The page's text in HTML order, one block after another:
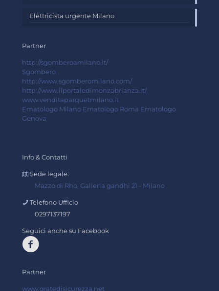
Elettricista urgente Milano
Partner
http://sgomberoamilano.it/
Sgombero
http://www.sgomberomilano.com/
http://www.ilportaledimonzabrianza.it/
www.venditaparquetmilano.it
Ematologo Milano Ematologo Roma Ematologo
Genova
Info & Contatti
Sede legale:
Mazzo di Rho, Galleria gandhi 21 - Milano
Telefono Ufficio
0297137197
Seguici anche su Facebook
Partner
www.gratedisicurezza.net